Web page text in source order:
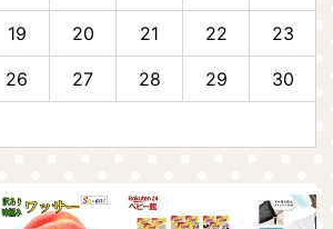
19 20 21 22 23
26 27 28 29 30